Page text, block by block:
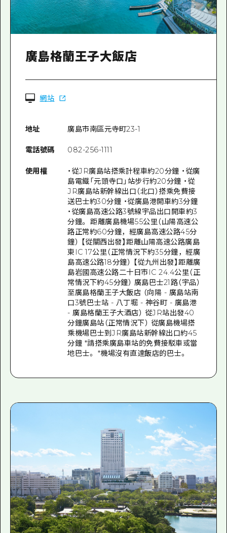
廣島格蘭王子大飯店
網站
地址 廣島市南區元寺町23-1
電話號碼 082-256-1111
使用權
・從JR廣島站搭乘計程車約20分鐘 ・從廣
島電鐵「元頭寺口」站步行約20分鐘 ・從
JR廣島站新幹線出口（北口）搭乘免費接
送巴士約30分鐘 ・從廣島港開車約3分鐘
・從廣島高速公路3號線宇品出口開車約3
分鐘。 距離廣島機場55公里（山陽高速公
路正常約60分鐘，經廣島高速公路45分
鐘） 【從關西出發】距離山陽高速公路廣島
東IC 17公里（正常情況下約35分鐘，經廣
島高速公路18分鐘） 【從九州出發】距離廣
島岩國高速公路二十日市IC 24.4公里（正
常情況下約45分鐘） 廣島巴士21路（宇品）
至廣島格蘭王子大飯店 （向陽 - 廣島站南
口3號巴士站 - 八丁堀 - 神谷町 - 廣島港
- 廣島格蘭王子大酒店） 從JR站出發40
分鐘廣島站（正常情況下） 從廣島機場搭
乘機場巴士到JR廣島站新幹線出口約45
分鐘 *請搭乘廣島車站的免費接駁車或當
地巴士。 *機場沒有直達飯店的巴士。